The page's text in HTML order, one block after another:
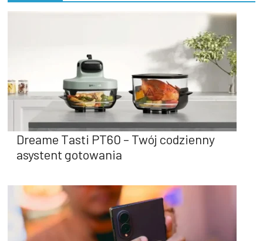
Dreame Tasti PT60 – Twój codzienny
asystent gotowania